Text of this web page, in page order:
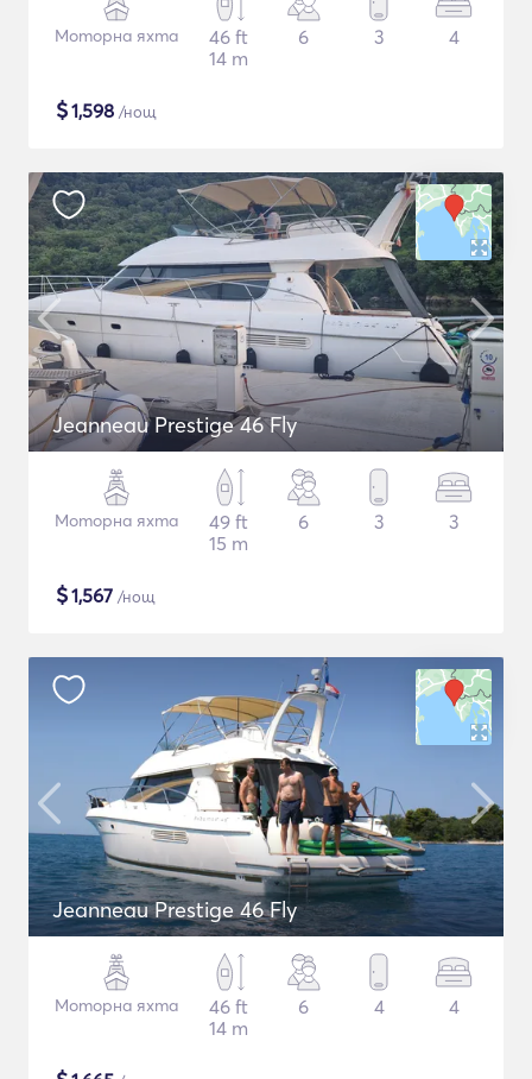
Моторна яхта
46 ft
14 m
6 3 4
$1,598 /нощ
Jeanneau Prestige 46 Fly
Моторна яхта
49 ft
15 m
6 3 3
$1,567 /нощ
Jeanneau Prestige 46 Fly
Моторна яхта
46 ft
14 m
6 4 4